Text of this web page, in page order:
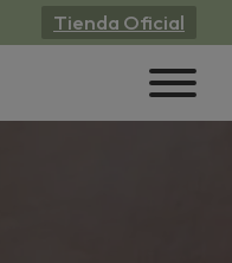
Tienda Oficial